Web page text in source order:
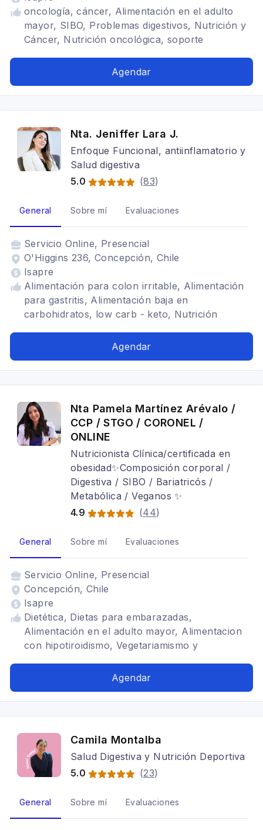
oncología, cáncer, Alimentación en el adulto
mayor, SIBO, Problemas digestivos, Nutrición y
Cáncer, Nutrición oncológica, soporte
Agendar
Nta. Jeniffer Lara J.
Enfoque Funcional, antiinflamatorio y
Salud digestiva
5.0
(83)
General Sobre mí Evaluaciones
Servicio Online, Presencial
O'Higgins 236, Concepción, Chile
Isapre
Alimentación para colon irritable, Alimentación
para gastritis, Alimentación baja en
carbohidratos, low carb - keto, Nutrición
diabéticos, Problemas digestivos, Bariatrica,
alimenticios TCA
Agendar
Nta Pamela Martínez Arévalo /
CCP / STGO / CORONEL /
ONLINE
Nutricionista Clínica/certificada en
obesidad✨Composición corporal /
Digestiva / SIBO / Bariatricós /
Metabólica / Veganos ✨
4.9
(44)
General Sobre mí Evaluaciones
Servicio Online, Presencial
Concepción, Chile
Isapre
Dietética, Dietas para embarazadas,
Alimentación en el adulto mayor, Alimentacion
con hipotiroidismo, Vegetariamismo y
carbohidratos, Aliementación para celiacos,
alimenticios TCA, Bariatrica, Alimentacion para
colon irritable, Problemas digestivos,
Alimentacion para gastritis, Infantil, Nutricionista
deportivo, Alimentación para diabéticos,
obesidad, sobrepeso, composición corporal
Agendar
Camila Montalba
Salud Digestiva y Nutrición Deportiva
5.0
(23)
General Sobre mí Evaluaciones